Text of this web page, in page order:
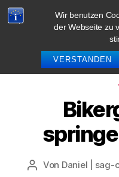
Wir benutzen
der Webseite zu
VERSTANDEN
Beitragsautor
Von Daniel | sag-